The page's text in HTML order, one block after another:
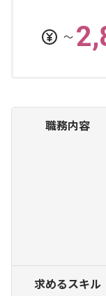
〜
職務内容
求めるスキル